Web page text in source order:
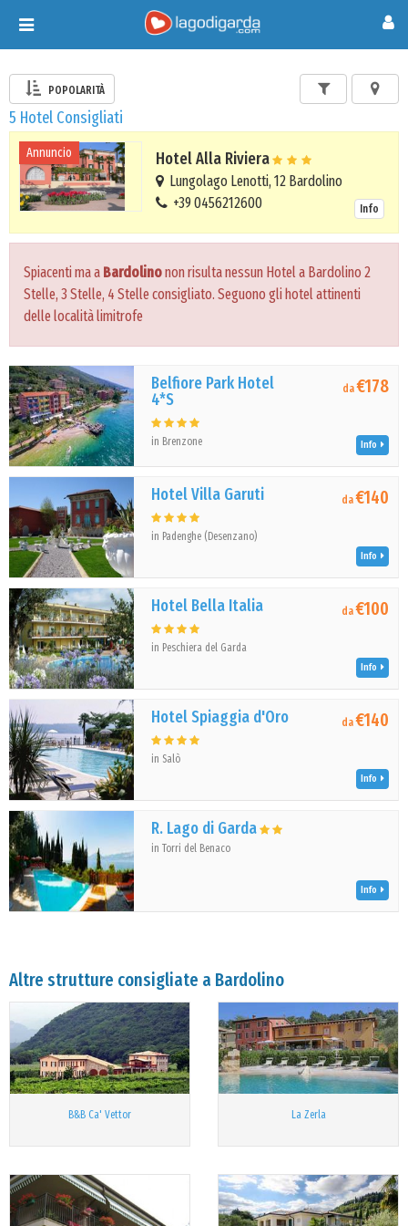
Toggle
navigation
POPOLARITÀ
5 Hotel Consigliati
Annuncio Hotel Alla Riviera
Lungolago Lenotti, 12 Bardolino
+39 0456212600
Info
Spiacenti ma a Bardolinonon risulta nessun Hotel a Bardolino 2
Stelle, 3 Stelle, 4 Stelle consigliato. Seguono gli hotel attinenti
delle località limitrofe
Belfiore Park Hotel
4*S
in Brenzone
da€178
Info
Hotel Villa Garuti
in Padenghe (Desenzano)
da€140
Info
Hotel Bella Italia
in Peschiera del Garda
da€100
Info
Hotel Spiaggia d'Oro
in Salò
da€140
Info
R. Lago di Garda
in Torri del Benaco
Info
Altre strutture consigliate a Bardolino
B&B Ca' Vettor La Zerla